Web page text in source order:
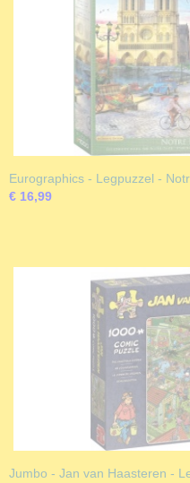
Eurographics - Legpuzzel -
€ 16,99
Jumbo - Jan van Haasteren -